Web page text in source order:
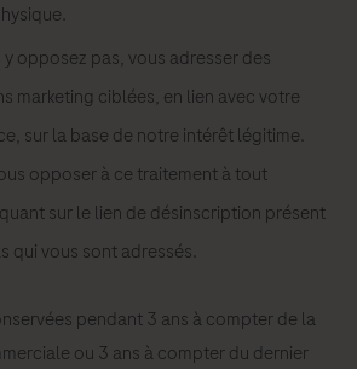
y opposez pas, vous adresser des
marketing ciblées, en lien avec votre
sur la base de notre intérêt légitime.
opposer à ce traitement à tout
sur le lien de désinscription présent
qui vous sont adressés.
pendant 3 ans à compter de la
ou 3 ans à compter du dernier